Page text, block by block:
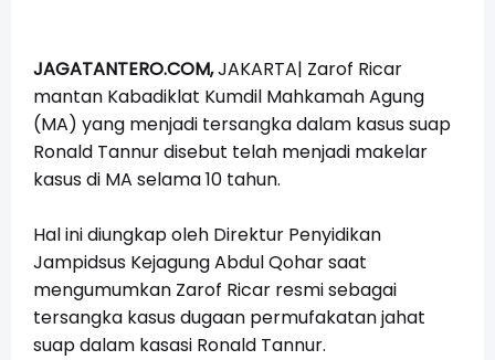
JAGATANTERO.COM,JAKARTA| Zarof Ricar
mantan Kabadiklat Kumdil Mahkamah Agung
(MA) yang menjadi tersangka dalam kasus suap
Ronald Tannur disebut telah menjadi makelar
kasus di MA selama 10 tahun.
Hal ini diungkap oleh Direktur Penyidikan
Jampidsus Kejagung Abdul Qohar saat
mengumumkan Zarof Ricar resmi sebagai
tersangka kasus dugaan permufakatan jahat
suap dalam kasasi Ronald Tannur.